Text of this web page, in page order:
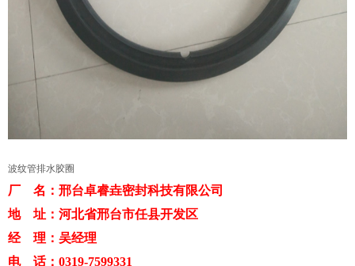
波纹管排水胶圈
厂 名：邢台卓睿垚密封科技有限公司
地 址：河北省邢台市任县开发区
经 理：吴经理
电 话：0319-7599331